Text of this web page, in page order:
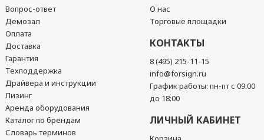
Вопрос-ответ
Демозал
Оплата
Доставка
Гарантия
Техподдержка
Драйвера и инструкции
Лизинг
Аренда оборудования
Каталог по брендам
Словарь терминов
О нас
Торговые площадки
КОНТАКТЫ
8 (495) 215-11-15
info@forsign.ru
График работы: пн-пт с 09:00
до 18:00
ЛИЧНЫЙ КАБИНЕТ